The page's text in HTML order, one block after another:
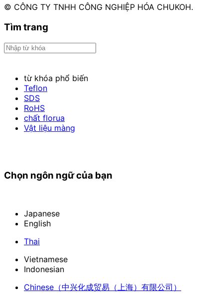
© CÔNG TY TNHH CÔNG NGHIỆP HÓA CHUKOH.
Tìm trang
từ khóa phổ biến
Teflon
SDS
RoHS
chất florua
Vật liệu màng
Chọn ngôn ngữ của bạn
Japanese
English
Thai
Vietnamese
Indonesian
Chinese （中兴化成贸易（上海）有限公司）